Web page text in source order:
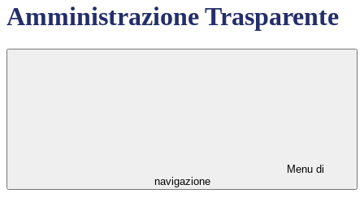
Amministrazione Trasparente
Menu di
navigazione